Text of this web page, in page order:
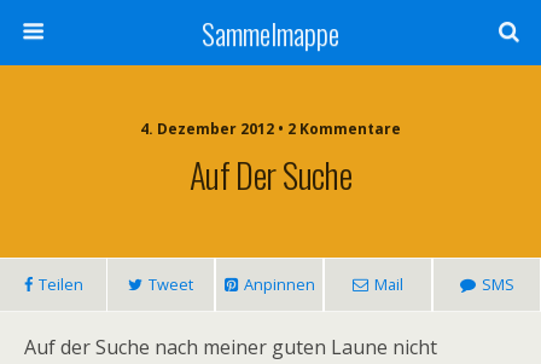
Sammelmappe
4. Dezember 2012 • 2 Kommentare
Auf Der Suche
Teilen Tweet Anpinnen Mail SMS
Auf der Suche nach meiner guten Laune nicht